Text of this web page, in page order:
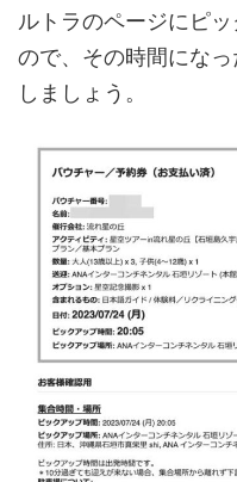
ルトラのページにピ
ので、その時間にな
しましょう。